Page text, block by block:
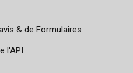
& de Formulaires
l'API